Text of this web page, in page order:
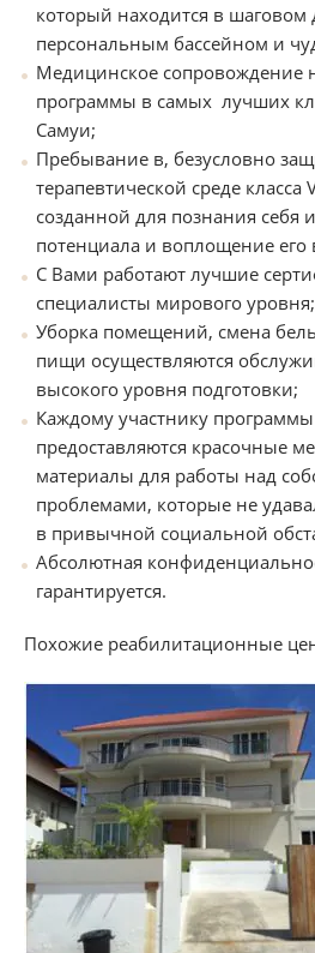
который находится в шаговом
персональным бассейном и
Медицинское сопровождение
программы в самых лучших
Самуи;
Пребывание в, безусловно
терапевтической среде класса
созданной для познания себя
потенциала и воплощение его
С Вами работают лучшие
специалисты мирового уровня;
Уборка помещений, смена
пищи осуществляются
высокого уровня подготовки;
Каждому участнику
предоставляются красочные
материалы для работы над
проблемами, которые не
в привычной социальной
Абсолютная
гарантируется.
Похожие реабилитационные